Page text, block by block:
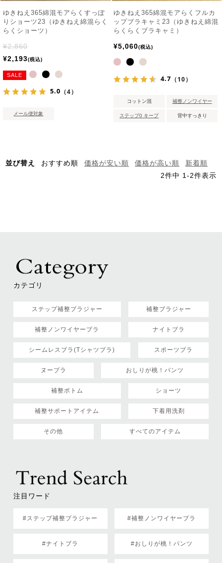
ゆきねえ365綿混モアらくすっぽ
りショーツ23（ゆきねえ綿混らく
らくショーツ）
¥2,860
¥2,193 税込
SALE
5.0 （4）
メール便対象
ゆきねえ365綿混モアらくフルカ
ップブラキャミ23（ゆきねえ綿混
らくらくブラキャミ）
¥5,060 税込
4.7 （10）
コットン混 補整ノンワイヤー
ステップ0 キープ 背中すっきり
並び替え おすすめ順 価格が安い順 価格が高い順
新着順
2件中 1-2件表示
カテゴリ
ステップ補整ブラジャー 補整ブラジャー
補整ノンワイヤーブラ ナイトブラ
シームレスブラ(Tシャツブラ) スポーツブラ
ヌーブラ おしりが桃！パンツ
補整ボトム ショーツ
補整サポートアイテム 下着用洗剤
その他 すべてのアイテム
注目ワード
#ステップ補整ブラジャー #補整ノンワイヤーブラ
#ナイトブラ #おしりが桃！パンツ